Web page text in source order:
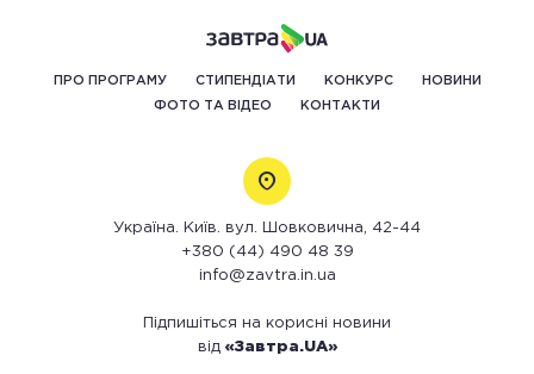
ПРО ПРОГРАМУ СТИПЕНДІАТИ КОНКУРС НОВИНИ
ФОТО ТА ВІДЕО КОНТАКТИ
Україна. Київ. вул. Шовковична, 42-44
+380 (44) 490 48 39
info@zavtra.in.ua
Підпишіться на корисні новини
від «Завтра.UA»